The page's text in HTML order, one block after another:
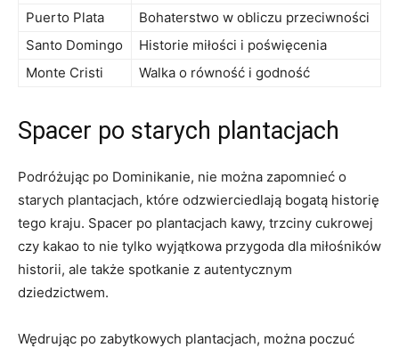
Puerto Plata
Bohaterstwo ‌w obliczu przeciwności
Santo Domingo
Historie miłości⁢ i ⁤poświęcenia
Monte Cristi
Walka ⁢o ​równość i godność
Spacer po ​starych​ plantacjach
Podróżując po Dominikanie, nie można zapomnieć o
starych plantacjach, ⁢które odzwierciedlają ‍bogatą‍ historię
tego kraju. Spacer po plantacjach kawy, trzciny cukrowej
czy kakao to​ nie ​tylko wyjątkowa przygoda dla miłośników
‍historii, ale ⁣także spotkanie ‍z autentycznym
dziedzictwem.
Wędrując po ⁢zabytkowych⁣ plantacjach, ​można‌ poczuć⁣